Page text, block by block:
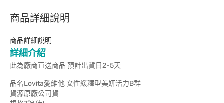
商品詳細說明
商品詳細說明
詳細介紹
此為廠商直送商品 預計出貨日2-5天
品名Lovita愛維他 女性緩釋型美妍活力B群
貨源原廠公司貨